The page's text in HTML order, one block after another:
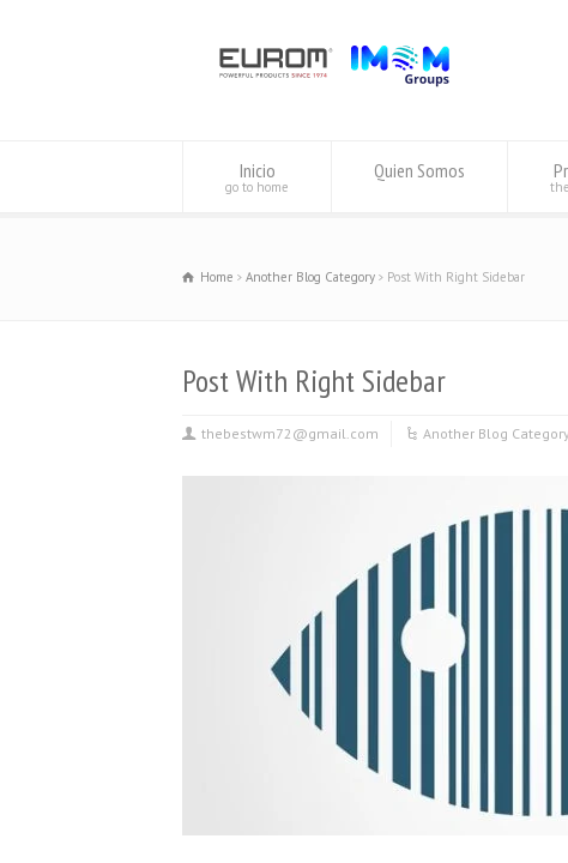
Inicio
go to home
Quien Somos
Home Another Blog Category Post With Right Sidebar
Post With Right Sidebar
thebestwm72@gmail.com Another Blog